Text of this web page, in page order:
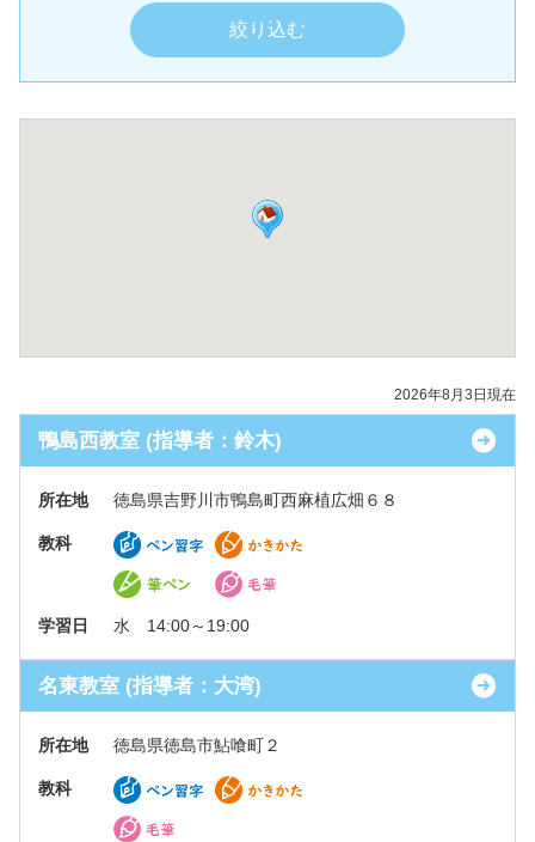
2026年8月3日現在
鴨島西教室 (指導者：鈴木)
所在地 徳島県吉野川市鴨島町西麻植広畑６８
教科
学習日 水 14:00～19:00
名東教室 (指導者：大湾)
所在地 徳島県徳島市鮎喰町２
教科